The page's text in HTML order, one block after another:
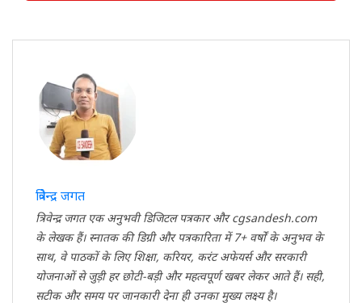
त्रिवेन्द्र जगत
त्रिवेन्द्र जगत एक अनुभवी डिजिटल पत्रकार और cgsandesh.com
के लेखक हैं। स्नातक की डिग्री और पत्रकारिता में 7+ वर्षों के अनुभव के
साथ, वे पाठकों के लिए शिक्षा, करियर, करंट अफेयर्स और सरकारी
योजनाओं से जुड़ी हर छोटी-बड़ी और महत्वपूर्ण खबर लेकर आते हैं। सही,
सटीक और समय पर जानकारी देना ही उनका मुख्य लक्ष्य है।